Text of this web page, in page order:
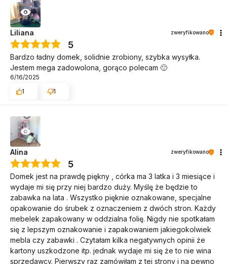
Liliana zweryfikowano
5
Bardzo ładny domek, solidnie zrobiony, szybka wysyłka.
Jestem mega zadowolona, gorąco polecam 🙂
6/16/2025
1
1
Alina zweryfikowano
5
Domek jest na prawdę piękny , córka ma 3 latka i 3 miesiące i
wydaje mi się przy niej bardzo duży. Myślę że będzie to
zabawka na lata . Wszystko pięknie oznakowane, specjalne
opakowanie do śrubek z oznaczeniem z dwóch stron. Każdy
mebelek zapakowany w oddzialna folię. Nigdy nie spotkałam
się z lepszym oznakowanie i zapakowaniem jakiegokolwiek
mebla czy zabawki . Czytałam kilka negatywnych opinii że
kartony uszkodzone itp. jednak wydaje mi się że to nie wina
sprzedawcy. Pierwszy raz zamówiłam z tej strony i na pewno